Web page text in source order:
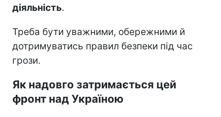
діяльність.
Треба бути уважними, обережними й
дотримуватись правил безпеки під час
грози.
Як надовго затримається цей
фронт над Україною